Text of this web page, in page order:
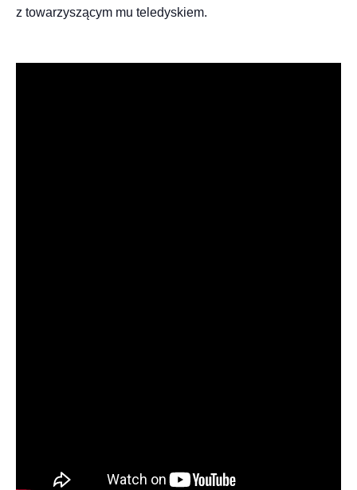
z towarzyszącym mu teledyskiem.